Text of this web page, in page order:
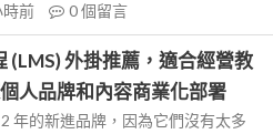
時前 0個留言
(LMS) 外掛推薦，適合經營教
人品牌和內容商業化部署
年的新進品牌，因為它們沒有太多